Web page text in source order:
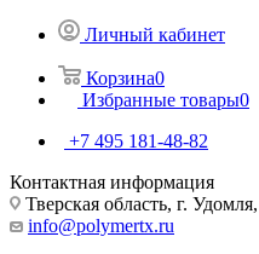
Личный кабинет
Корзина0
Избранные товары0
+7 495 181-48-82
Контактная информация
Тверская область, г.
info@polymertx.ru